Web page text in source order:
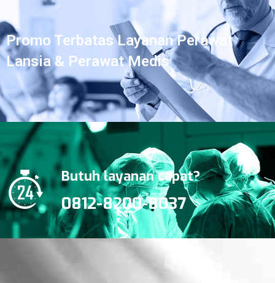
Promo Terbatas Layanan Perawat
Lansia & Perawat Medis
Butuh layanan cepat?
0812-8200-8037